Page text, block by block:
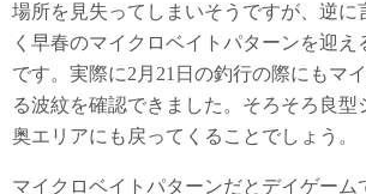
場所を見失ってしまいそうですが、逆に
く早春のマイクロベイトパターンを迎え
です。実際に2月21日の釣行の際にもマ
る波紋を確認できました。そろそろ良型
奥エリアにも戻ってくることでしょう。
マイクロベイトパターンだとデイゲーム